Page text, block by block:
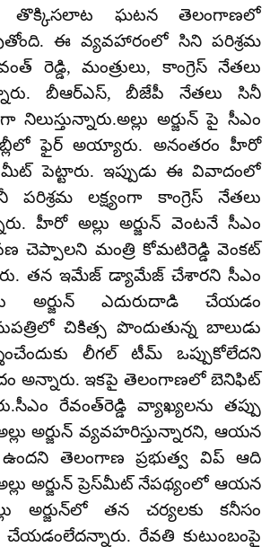
తొక్కిసలాట ఘటన తెలంగాణలో
ఈ వ్యవహారంలో సిని పరిశ్రమ
రెడ్డి, మంత్రులు, కాంగ్రెస్ నేతలు
బీఆర్ఎస్, బీజేపీ నేతలు సినీ
నిలుస్తున్నారు.అల్లు అర్జున్ పై సీఎం
ఫైర్ అయ్యారు. అనంతరం హీరో
మీట్ పెట్టారు. ఇప్పుడు ఈ వివాదంలో
పరిశ్రమ లక్ష్యంగా కాంగ్రెస్ నేతలు
హీరో అల్లు అర్జున్‌ వెంటనే సీఎం
చెప్పాలని మంత్రి కోమటిరెడ్డి వెంకట్‌
తన ఇమేజ్ డ్యామేజ్ చేశారని సీఎం
అర్జున్ ఎదురుదాడి చేయడం
చికిత్స పొందుతున్న బాలుడు
లీగల్‌ టీమ్‌ ఒప్పుకోలేదని
అన్నారు. ఇకపై తెలంగాణలో బెనిఫిట్
రేవంత్‌రెడ్డి వ్యాఖ్యలను తప్పు
అర్జున్‌ వ్యవహరిస్తున్నారని, ఆయన
తెలంగాణ ప్రభుత్వ విప్‌ ఆది
అర్జున్‌ ప్రెస్‌మీట్‌ నేపథ్యంలో ఆయన
అర్జున్‌లో తన చర్యలకు కనీసం
చేయడంలేదన్నారు. రేవతి కుటుంబంపై